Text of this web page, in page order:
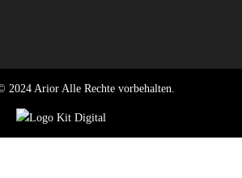
2024 Arior Alle Rechte vorbehalten.